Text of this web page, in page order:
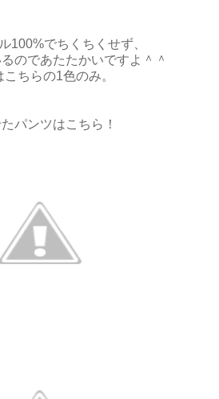
100%でちくちくせず、
のであたたかいですよ＾＾
こちらの1色のみ。
パンツはこちら！